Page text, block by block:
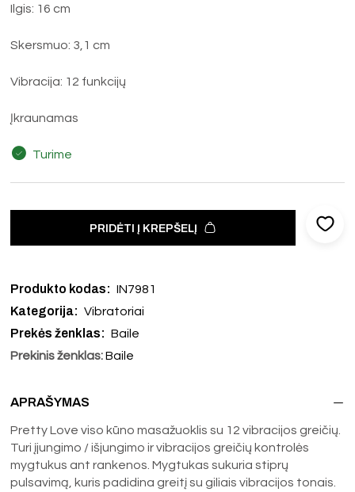
Ilgis: 16 cm
Skersmuo: 3,1 cm
Vibracija: 12 funkcijų
Įkraunamas
Turime
PRIDĖTI Į KREPŠELĮ
Produkto kodas: IN7981
Kategorija: Vibratoriai
Prekės ženklas: Baile
Prekinis ženklas: Baile
APRAŠYMAS
Pretty Love viso kūno masažuoklis su 12 vibracijos greičių.
Turi įjungimo / išjungimo ir vibracijos greičių kontrolės
mygtukus ant rankenos. Mygtukas sukuria stiprų
pulsavimą, kuris padidina greitį su giliais vibracijos tonais.